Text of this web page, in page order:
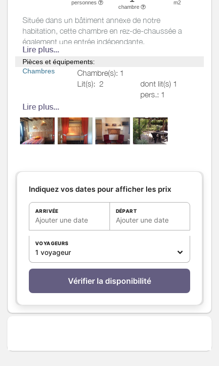
personnes
chambre
m2
Située dans un bâtiment annexe de notre
habitation, cette chambre en rez-de-chaussée a
également une entrée indépendante.
Elle est composée d'un lit 140 + 2 lits superposés
en alcôve (90x190), salle d'eau (WC, lavabo,
douche), coin cuisine séparé, télé, terrasse privative.
Pour info, les lits superposés ne conviennent pas
Lire plus...
Pièces et équipements:
Chambres
Chambre(s): 1
Lit(s): 2
dont lit(s) 1
pers.: 1
pers.: 1
Salle de
bains/Salle
d'eau
Sèche cheveux
Salle(s) d'eau (avec douche):
WC privés
Cuisine
Kitchenette
Combiné congélation
Four à micro ondes
Réfrigérateur
Autres
pièces
Media
Télévision
Autres
équipements
Chauffage /
AC
Chauffage
Lire plus...
Indiquez vos dates pour afficher les prix
ARRIVÉE
Ajouter une date
DÉPART
Ajouter une date
VOYAGEURS
1 voyageur
Vérifier la disponibilité